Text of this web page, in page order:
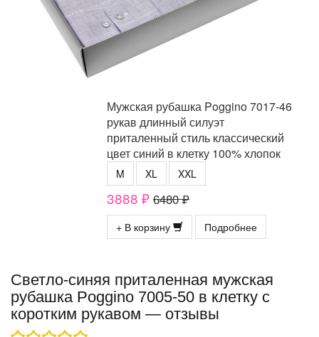
Мужская рубашка Poggino 7017-46
рукав длинный силуэт
приталенный стиль классический
цвет синий в клетку 100% хлопок
M XL XXL
3888 ₽ 6480 ₽
+ В корзину Подробнее
Светло-синяя приталенная мужская
рубашка Poggino 7005-50 в клетку с
коротким рукавом — отзывы